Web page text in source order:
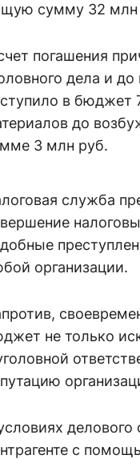
сумму 32 млн
погашения
дела и
в бюджет
до
3 млн руб.
служба
организации.
не только
с